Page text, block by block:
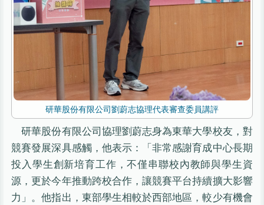
研華股份有限公司劉蔚志協理代表審查委員講評
研華股份有限公司協理劉蔚志身為東華大學校友，對
競賽發展深具感觸，他表示：「非常感謝育成中心長期
投入學生創新培育工作，不僅串聯校內教師與學生資
源，更於今年推動跨校合作，讓競賽平台持續擴大影響
力」。他指出，東部學生相較於西部地區，較少有機會